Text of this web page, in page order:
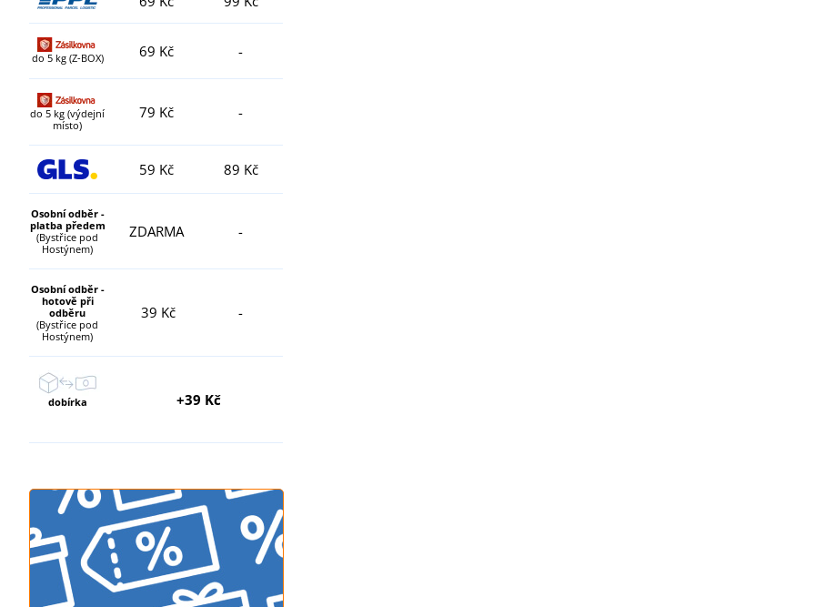
do 5 kg (Z-BOX) 69 Kč -
do 5 kg (výdejní
místo)
79 Kč -
59 Kč 89 Kč
Osobní odběr -
platba předem
(Bystřice pod
Hostýnem)
ZDARMA -
Osobní odběr -
hotově při
odběru
(Bystřice pod
Hostýnem)
39 Kč -
dobírka +39 Kč